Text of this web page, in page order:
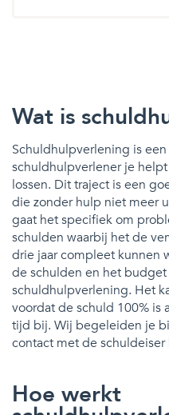
Wat is
Schuldhulpverlening is
schuldhulpverlener je
lossen. Dit traject is een
die zonder hulp niet meer
gaat het specifiek om
schulden waarbij het de
drie jaar compleet kunnen
de schulden en het
schuldhulpverlening. Het
voordat de schuld 100% is
tijd bij. Wij begeleiden je
contact met de schuldeiser
Hoe werkt